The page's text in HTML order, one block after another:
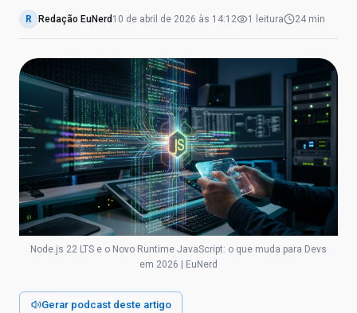
R Redação EuNerd 10 de abril de 2026 às 14:12 1 leitura 24 min
Node.js 22 LTS e o Novo Runtime JavaScript: o que muda para Devs
em 2026 | EuNerd
Gerar podcast deste artigo